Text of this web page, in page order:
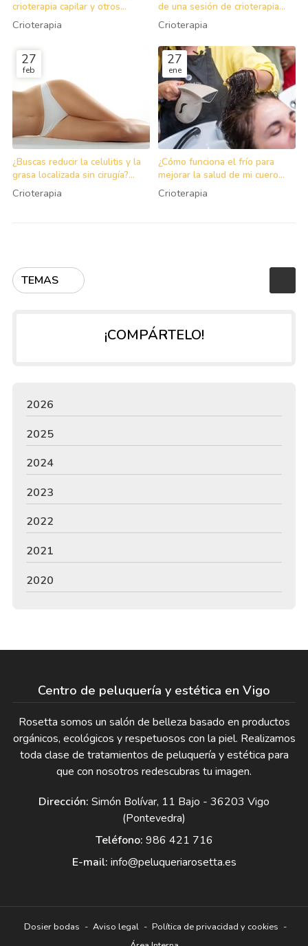
TEMAS
crioterapia capilar y otros
tratamientos para el cabello?
Crioterapia
de una sesión de crioterapia
facial?
Crioterapia
27
feb
¿Buscas reducir la celulitis y la
grasa localizada sin cirugía?
¡Opta por la crioterapia
corporal!
Crioterapia
27
ene
¿Cómo funciona el frío para
mejorar la salud de mi cuero
cabelludo y cabello?
Crioterapia
¡COMPÁRTELO!
2026
2025
2024
2023
2022
2021
2020
Centro de peluquería y estética en Vigo
Rosetta somos un salón de belleza basado en productos
orgánicos, ecológicos y respetuosos con la piel. Realizamos
toda clase de tratamientos de peluquería y estética para
que con nosotros redescubras tu imagen.
Dirección: Simón Bolívar, 11 Bajo - 36203 Vigo
(Pontevedra)
Teléfono: 986 421 716
E-mail: info@peluqueriarosetta.es
Dosier bodas - Aviso legal - Política de privacidad y cookies -